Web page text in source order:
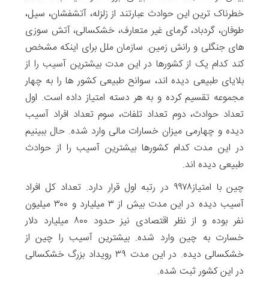
خطرناک ترین این حوادث عبارتند از زلزله، آتشفشان، سیل،
طوفان، گردباد، گرمای غیر متعارف، خشکسالی، آتش سوزی
های جنگلی و رانش زمین. سازمان ملل برای اینکه مشخص
کند کدام یک از کشورها در این مدت بیشترین آسیب را از
بلایای طبیعی دیده اند، سوانح طبیعی کشور ها را به چهار
مجموعه تقسیم کرده و به هر دسته امتیاز داده است. اول
تعداد حوادث، دوم تعداد تلفات، سوم تعداد افراد آسیب
دیده و چهارمی میزان خسارات مالی وارد شده. حال ببینیم
در این مدت کدام کشورها بیشترین آسیب را از حوادث
طبیعی دیده اند.
چین با امتیاز۹۹۷۸ در رتبه اول قرار دارد. تعداد کل افراد
آسیب دیده در این مدت بیش از ۳ میلیارد و ۳۰۰ میلیون
نفر بوده و از نظر اقتصادی نیز حدود ۸۰۰ میلیارد دلار
خسارت به چین وارد شده. بیشترین آسیب را چین از
خشکسالی دیده. در این مدت ۳۹ رویداد بزرگ خشکسالی
در این کشور ثبت شده.